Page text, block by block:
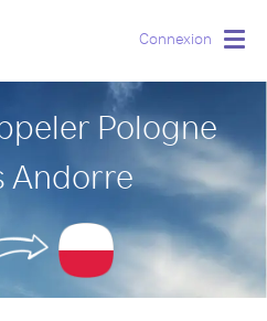
Connexion
Pologne
Andorre